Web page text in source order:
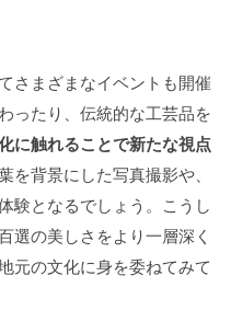
さまざまなイベントも開催
ったり、伝統的な工芸品を
に触れることで新たな視点
を背景にした写真撮影や、
験となるでしょう。こうし
選の美しさをより一層深く
元の文化に身を委ねてみて